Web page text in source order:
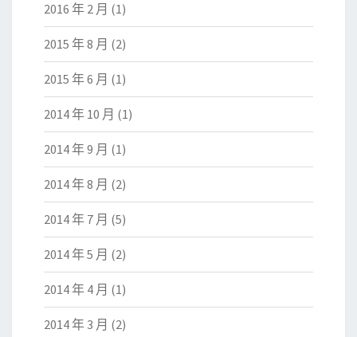
2016 年 2 月 (1)
2015 年 8 月 (2)
2015 年 6 月 (1)
2014 年 10 月 (1)
2014 年 9 月 (1)
2014 年 8 月 (2)
2014 年 7 月 (5)
2014 年 5 月 (2)
2014 年 4 月 (1)
2014 年 3 月 (2)